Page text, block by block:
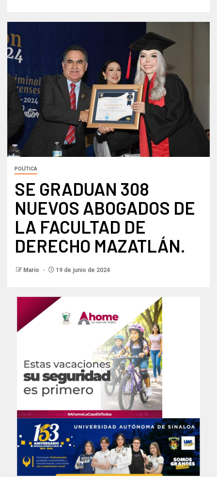
POLÍTICA
SE GRADUAN 308
NUEVOS ABOGADOS DE
LA FACULTAD DE
DERECHO MAZATLÁN.
Mario 19 de junio de 2024